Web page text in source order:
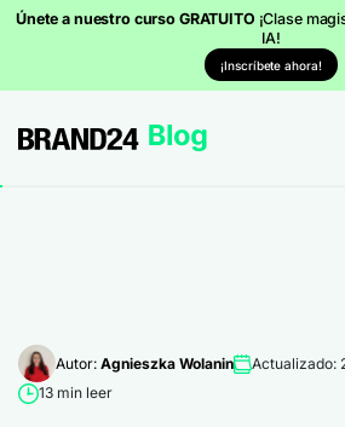
Únete a nuestro curso GRATUITO ¡Clase
IA!
¡Inscríbete ahora!
Autor: Agnieszka Wolanin
Actualizado:
13 min leer